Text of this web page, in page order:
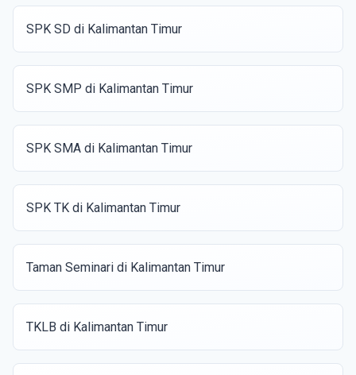
SPK SD di Kalimantan Timur
SPK SMP di Kalimantan Timur
SPK SMA di Kalimantan Timur
SPK TK di Kalimantan Timur
Taman Seminari di Kalimantan Timur
TKLB di Kalimantan Timur